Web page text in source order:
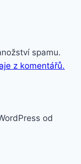
spamu.
z komentářů.
od